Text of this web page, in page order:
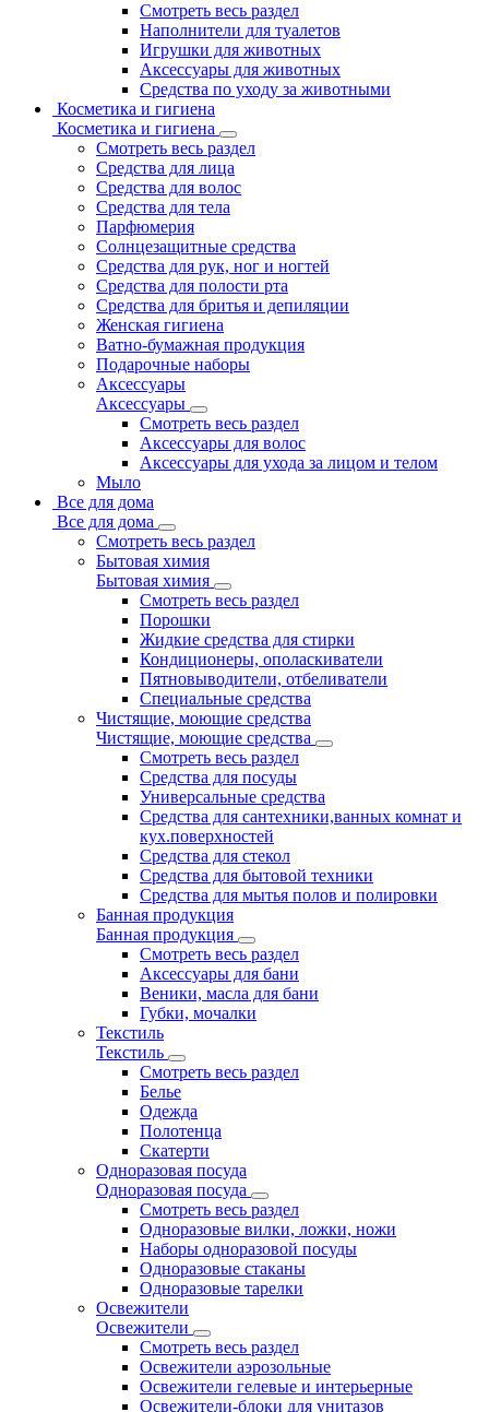
Смотреть весь раздел
Наполнители для туалетов
Игрушки для животных
Аксессуары для животных
Средства по уходу за животными
Косметика и гигиена
Косметика и гигиена
Смотреть весь раздел
Средства для лица
Средства для волос
Средства для тела
Парфюмерия
Солнцезащитные средства
Средства для рук, ног и ногтей
Средства для полости рта
Средства для бритья и депиляции
Женская гигиена
Ватно-бумажная продукция
Подарочные наборы
Аксессуары
Аксессуары
Смотреть весь раздел
Аксессуары для волос
Аксессуары для ухода за лицом и телом
Мыло
Все для дома
Все для дома
Смотреть весь раздел
Бытовая химия
Бытовая химия
Смотреть весь раздел
Порошки
Жидкие средства для стирки
Кондиционеры, ополаскиватели
Пятновыводители, отбеливатели
Специальные средства
Чистящие, моющие средства
Чистящие, моющие средства
Смотреть весь раздел
Средства для посуды
Универсальные средства
Средства для сантехники,ванных комнат и
кух.поверхностей
Средства для стекол
Средства для бытовой техники
Средства для мытья полов и полировки
Банная продукция
Банная продукция
Смотреть весь раздел
Аксессуары для бани
Веники, масла для бани
Губки, мочалки
Текстиль
Текстиль
Смотреть весь раздел
Белье
Одежда
Полотенца
Скатерти
Одноразовая посуда
Одноразовая посуда
Смотреть весь раздел
Одноразовые вилки, ложки, ножи
Наборы одноразовой посуды
Одноразовые стаканы
Одноразовые тарелки
Освежители
Освежители
Смотреть весь раздел
Освежители аэрозольные
Освежители гелевые и интерьерные
Освежители-блоки для унитазов